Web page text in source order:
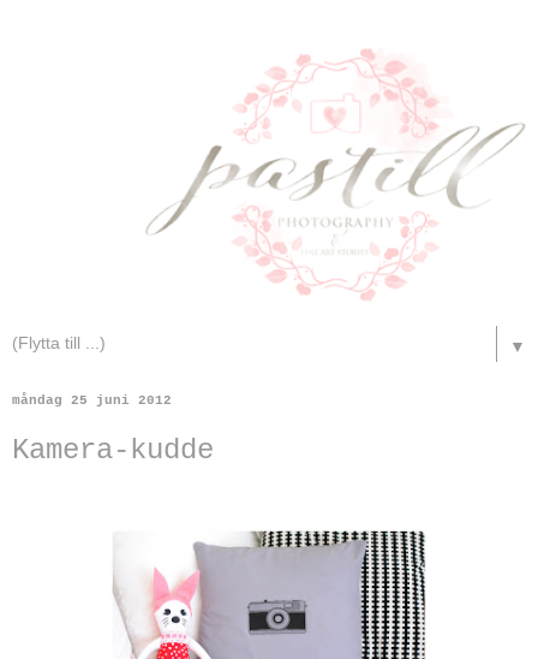
▼
måndag 25 juni 2012
Kamera-kudde